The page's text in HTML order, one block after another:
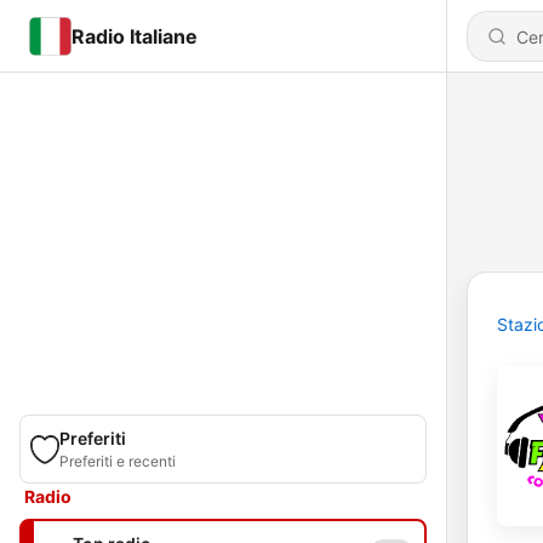
Radio Italiane
Preferiti
Preferiti e recenti
Radio